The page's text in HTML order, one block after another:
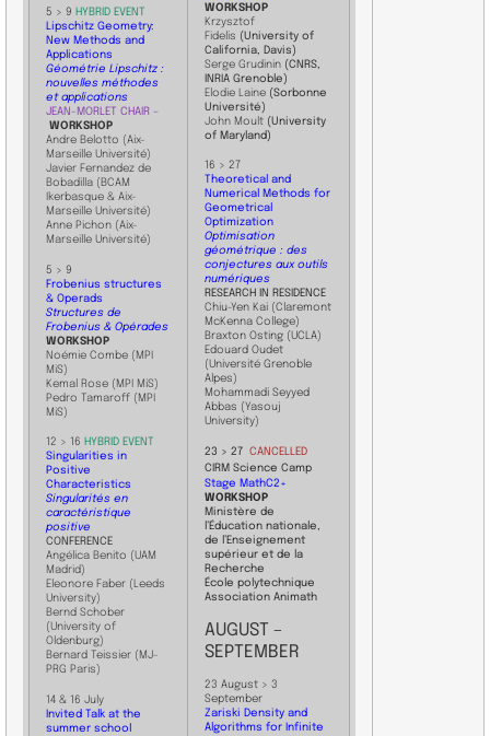
5 > 9 HYBRID EVENT
Lipschitz Geometry:
New Methods and
Applications
Géométrie Lipschitz :
nouvelles méthodes
et applications
JEAN-MORLET CHAIR –
WORKSHOP
Andre Belotto (Aix-
Marseille Université)
Javier Fernandez de
Bobadilla (BCAM
Ikerbasque & Aix-
Marseille Université)
Anne Pichon (Aix-
Marseille Université)
5 > 9
Frobenius structures
& Operads
Structures de
Frobenius & Opérades
WORKSHOP
Noémie Combe (MPI
MiS)
Kemal Rose (MPI MiS)
Pedro Tamaroff (MPI
MiS)
​12 > 16 HYBRID EVENT
Singularities in
Positive
Characteristics
Singularités en
caractéristique
positive
​CONFERENCE
Angélica Benito (UAM
Madrid)
Eleonore Faber (Leeds
University)
Bernd Schober
(University of
Oldenburg)
Bernard Teissier (MJ-
PRG Paris)
14 & 16 July
Invited Talk at the
summer school
WORKSHOP
Krzysztof
Fidelis (University of
California, Davis)
Serge Grudinin (CNRS,
INRIA Grenoble)
Elodie Laine (Sorbonne
Université)
John Moult (University
of Maryland)
16 > 27
Theoretical and
Numerical Methods for
Geometrical
Optimization
Optimisation
géométrique : des
conjectures aux outils
numériques
RESEARCH IN RESIDENCE
Chiu-Yen Kai (Claremont
McKenna College)
Braxton Osting (UCLA)
Edouard Oudet
(Université Grenoble
Alpes)
Mohammadi Seyyed
Abbas (Yasouj
University)
23 > 27 CANCELLED
CIRM Science Camp
Stage MathC2+
WORKSHOP
Ministère de
l’Éducation nationale,
de l’Enseignement
supérieur et de la
Recherche
École polytechnique
Association Animath
AUGUST –
SEPTEMBER
​23 August > 3
September
Zariski Density and
Algorithms for Infinite